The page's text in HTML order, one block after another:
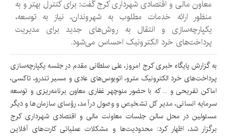
معاون مالی و اقتصادی شهرداری کرج گفت: برای کنترل بهتر و به
منظور ارائه خدمات مطلوب به شهروندان، نیاز به توسعه،
یکپارچه‌سازی و انتقال به روش‌های جدید برای مدیریت
پرداخت‌های خرد الکترونیک احساس می‌شود.
به گزارش پایگاه خبری کرج امروز، علی سلطانی مقدم در جلسه یکپارچه‌سازی
پرداخت‌های خرد الکترونیک مترو، اتوبوس‌های عادی و مسیر تندرو، تاکسی،
اماکن تفریحی و ... که با حضور منوچهر غفاری معاون برنامه‌ریزی و توسعه
سرمایه انسانی، مدیر کل تشخیص و وصول درآمد، رؤسای سازمان‌ها و دیگر
مسئولین در محل سالن جلسات معاونت مالی و اقتصادی شهرداری کرج
برگزار شد، اظهار کرد: محدودیت‌ها و مشکلات عملیاتی کارت‌های آفلاین